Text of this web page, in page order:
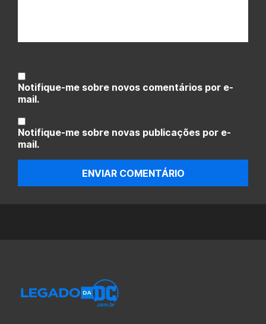
Notifique-me sobre novos comentários por e-
mail.
Notifique-me sobre novas publicações por e-
mail.
ENVIAR COMENTÁRIO